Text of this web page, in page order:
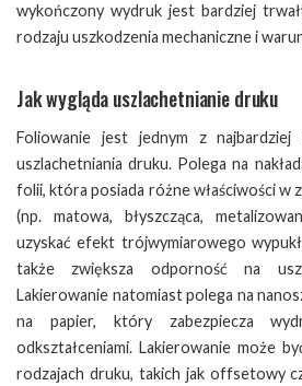
wykończony wydruk jest bardziej
rodzaju uszkodzenia mechaniczne i
Jak wygląda uszlachetnianie druku
Foliowanie jest jednym z najbardziej
uszlachetniania druku. Polega na
folii, która posiada różne właściwości w
(np. matowa, błyszcząca,
uzyskać efekt trójwymiarowego
także zwiększa odporność na
Lakierowanie natomiast polega na
na papier, który zabezpiecza
odkształceniami. Lakierowanie może
rodzajach druku, takich jak offsetowy